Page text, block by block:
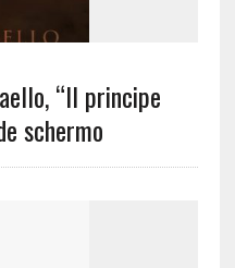
“Il principe
schermo